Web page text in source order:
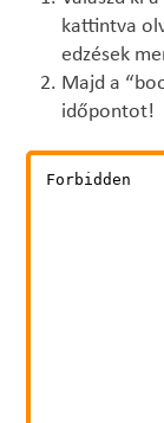
kattintva
edzések
Majd a
időpontot!